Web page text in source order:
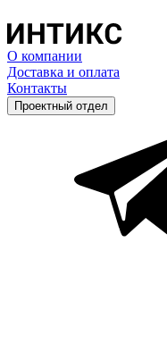
О компании
Доставка и оплата
Контакты
Проектный отдел